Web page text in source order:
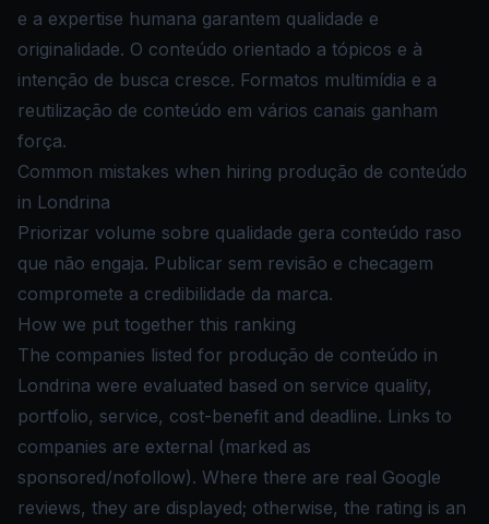
e a expertise humana garantem qualidade e
originalidade. O conteúdo orientado a tópicos e à
intenção de busca cresce. Formatos multimídia e a
reutilização de conteúdo em vários canais ganham
força.
Common mistakes when hiring produção de conteúdo
in Londrina
Priorizar volume sobre qualidade gera conteúdo raso
que não engaja. Publicar sem revisão e checagem
compromete a credibilidade da marca.
How we put together this ranking
The companies listed for produção de conteúdo in
Londrina were evaluated based on service quality,
portfolio, service, cost-benefit and deadline. Links to
companies are external (marked as
sponsored/nofollow). Where there are real Google
reviews, they are displayed; otherwise, the rating is an